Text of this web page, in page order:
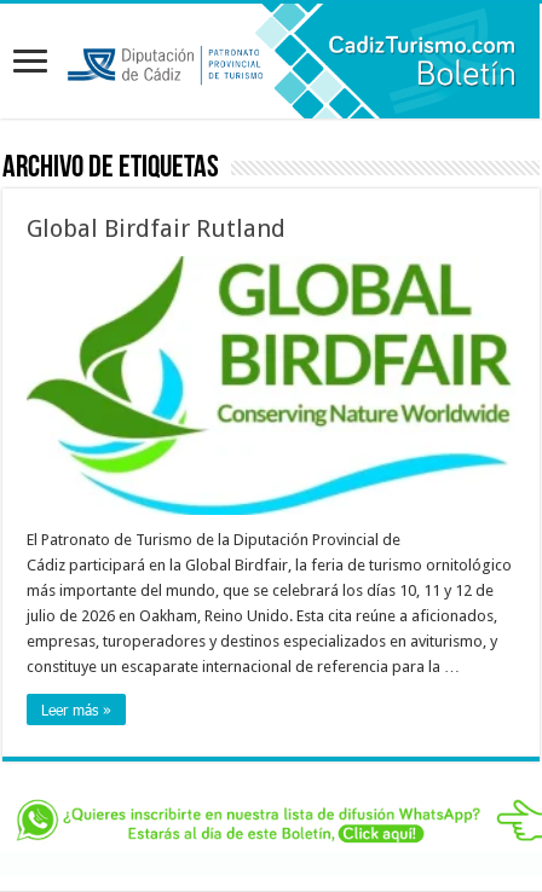
Archivo de etiquetas
Global Birdfair Rutland
El Patronato de Turismo de la Diputación Provincial de
Cádiz participará en la Global Birdfair, la feria de turismo ornitológico
más importante del mundo, que se celebrará los días 10, 11 y 12 de
julio de 2026 en Oakham, Reino Unido. Esta cita reúne a aficionados,
empresas, turoperadores y destinos especializados en aviturismo, y
constituye un escaparate internacional de referencia para la …
Leer más »